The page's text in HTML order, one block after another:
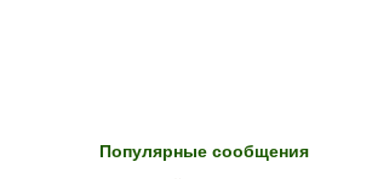
Популярные сообщения